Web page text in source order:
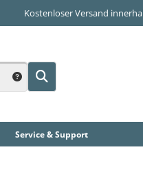
Kostenloser Versand
Service & Support